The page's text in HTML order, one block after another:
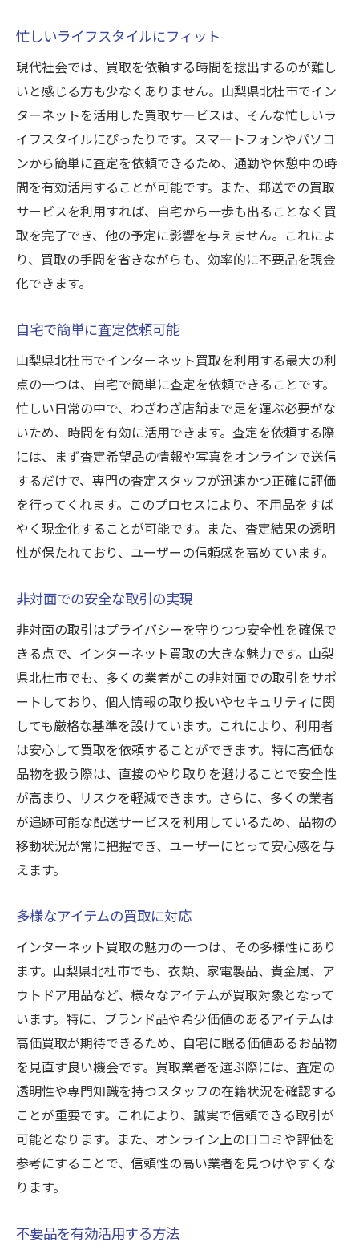
地元の口コミを活用する
過去の利用者の体験談から学ぶ
業者の歴史と実績を調べる
トラブル事例の対処法を知る
複数の業者で査定を受けることの重要性
異なる業者での価格比較
査定基準の違いを理解する
最良の条件を見つけるには
交渉力を高めるためのヒント
透明性を求めるための複数評価
査定透明性を確保するための質問の仕方
査定基準について具体的に尋ねる
料金体系を明確にする方法
隠れた手数料の確認ポイント
取引条件の詳細を確認する
疑問点を事前に解消するための質問
査定結果の根拠を尋ねる
査定過程での不安を解消するための工夫
安心できるコミュニケーションの取り方
トラブルを未然に防ぐ方法
業者との信頼関係を築くポイント
買取プロセスの透明化
不安を解消するための情報収集方法
買取後のサポートが安心できる業者の見分け方
アフターサービスの内容を確認する
保証制度の有無をチェック
買取後の問い合わせ対応を評価
顧客フィードバックの活用方法
買取後のサポート体制の重要性
方法
買取前の準備と心構え
スムーズな取引を実現するコツ
売却時期を見極めるための情報収集
効率的な手続きの進め方
売却後のフォローアップ方法
快適な買取体験を実現するためのポイント
忙しいライフスタイルにフィット
現代社会では、買取を依頼する時間を捻出するのが難し
いと感じる方も少なくありません。山梨県北杜市でイン
ターネットを活用した買取サービスは、そんな忙しいラ
イフスタイルにぴったりです。スマートフォンやパソコ
ンから簡単に査定を依頼できるため、通勤や休憩中の時
間を有効活用することが可能です。また、郵送での買取
サービスを利用すれば、自宅から一歩も出ることなく買
取を完了でき、他の予定に影響を与えません。これによ
り、買取の手間を省きながらも、効率的に不要品を現金
化できます。
自宅で簡単に査定依頼可能
山梨県北杜市でインターネット買取を利用する最大の利
点の一つは、自宅で簡単に査定を依頼できることです。
忙しい日常の中で、わざわざ店舗まで足を運ぶ必要がな
いため、時間を有効に活用できます。査定を依頼する際
には、まず査定希望品の情報や写真をオンラインで送信
するだけで、専門の査定スタッフが迅速かつ正確に評価
を行ってくれます。このプロセスにより、不用品をすば
やく現金化することが可能です。また、査定結果の透明
性が保たれており、ユーザーの信頼感を高めています。
非対面での安全な取引の実現
非対面の取引はプライバシーを守りつつ安全性を確保で
きる点で、インターネット買取の大きな魅力です。山梨
県北杜市でも、多くの業者がこの非対面での取引をサポ
ートしており、個人情報の取り扱いやセキュリティに関
しても厳格な基準を設けています。これにより、利用者
は安心して買取を依頼することができます。特に高価な
品物を扱う際は、直接のやり取りを避けることで安全性
が高まり、リスクを軽減できます。さらに、多くの業者
が追跡可能な配送サービスを利用しているため、品物の
移動状況が常に把握でき、ユーザーにとって安心感を与
えます。
多様なアイテムの買取に対応
インターネット買取の魅力の一つは、その多様性にあり
ます。山梨県北杜市でも、衣類、家電製品、貴金属、ア
ウトドア用品など、様々なアイテムが買取対象となって
います。特に、ブランド品や希少価値のあるアイテムは
高価買取が期待できるため、自宅に眠る価値あるお品物
を見直す良い機会です。買取業者を選ぶ際には、査定の
透明性や専門知識を持つスタッフの在籍状況を確認する
ことが重要です。これにより、誠実で信頼できる取引が
可能となります。また、オンライン上の口コミや評価を
参考にすることで、信頼性の高い業者を見つけやすくな
ります。
不要品を有効活用する方法